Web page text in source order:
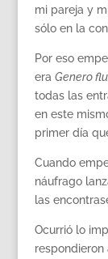
mi pareja y
sólo en la
Por eso
era Genero
todas las
en este
primer día
Cuando
náufrago
las
Ocurrió lo